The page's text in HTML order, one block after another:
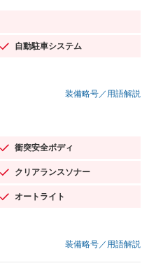
自動駐車システム
：装備あり
装備略号／用語解説
衝突安全ボディ
：装備あり
クリアランスソナー
：装備あり
オートライト
：装備あり
装備略号／用語解説